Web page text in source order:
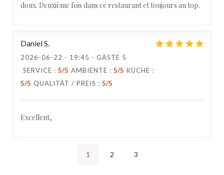
doux. Deuxième fois dans ce restaurant et toujours au top.
DanielS
2026-06-22 - 19:45 - GÄSTE 5
SERVICE : 5/5 AMBIENTE : 5/5 KÜCHE :
5/5 QUALITÄT / PREIS : 5/5
Excellent,
1 2 3